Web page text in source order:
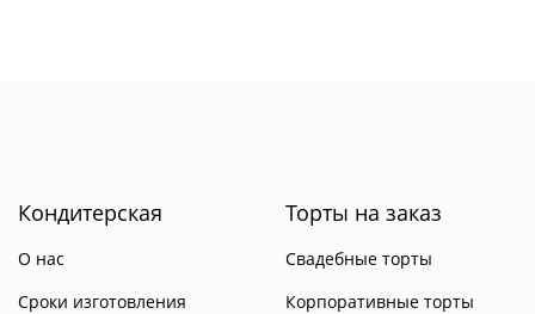
Кондитерская
О нас
Сроки изготовления
Торты на заказ
Свадебные торты
Корпоративные торты